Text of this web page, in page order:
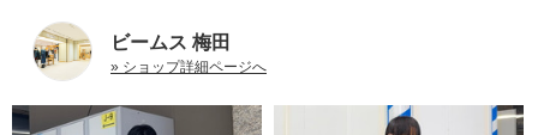
ビームス 梅田
» ショップ詳細ページへ